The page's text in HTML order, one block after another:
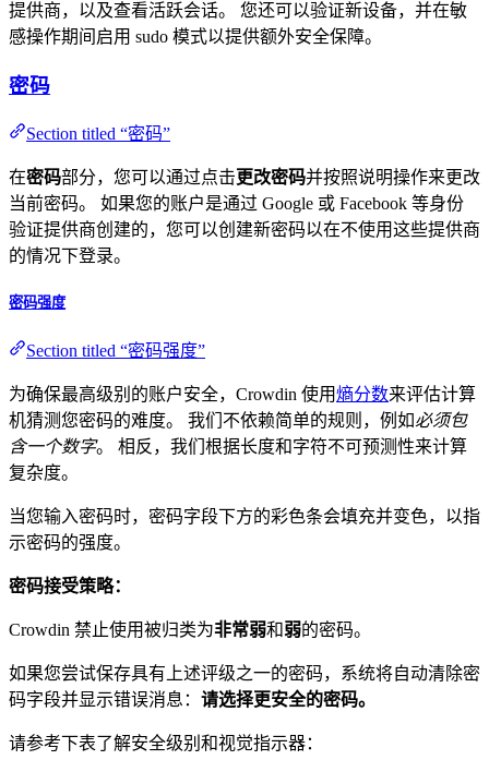
提供商，以及查看活跃会话。 您还可以验证新设备，并在敏
感操作期间启用 sudo 模式以提供额外安全保障。
密码
Section titled “密码”
在密码部分，您可以通过点击更改密码并按照说明操作来更改
当前密码。 如果您的账户是通过 Google 或 Facebook 等身份
验证提供商创建的，您可以创建新密码以在不使用这些提供商
的情况下登录。
密码强度
Section titled “密码强度”
为确保最高级别的账户安全，Crowdin 使用熵分数来评估计算
机猜测您密码的难度。 我们不依赖简单的规则，例如必须包
含一个数字。 相反，我们根据长度和字符不可预测性来计算
复杂度。
当您输入密码时，密码字段下方的彩色条会填充并变色，以指
示密码的强度。
密码接受策略：
Crowdin 禁止使用被归类为非常弱和弱的密码。
如果您尝试保存具有上述评级之一的密码，系统将自动清除密
码字段并显示错误消息： 请选择更安全的密码。
请参考下表了解安全级别和视觉指示器：